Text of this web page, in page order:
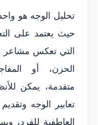
تحليل الوجه هو
حيث يعتمد على
التي تعكس مشاعر
الحزن، أو
متقدمة، يمكن
تعابير الوجه
العاطفية للفرد،